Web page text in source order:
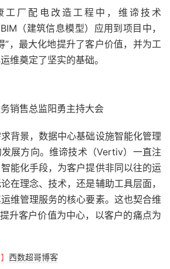
工厂配电改造工程中，维谛技术
（建筑信息模型）应用到项目中，
”，最大化地提升了客户价值，并为工
维奠定了坚实的基础。
销售总监阳勇主持大会
背景，数据中心基础设施智能化管理
展方向。维谛技术（Vertiv）一直注
能化手段，为客户提供非同以往的运
在理念、技术，还是辅助工具层面，
维管理服务的核心要素。这也契合维
升客户价值为中心，以客户的痛点为
西数超哥博客